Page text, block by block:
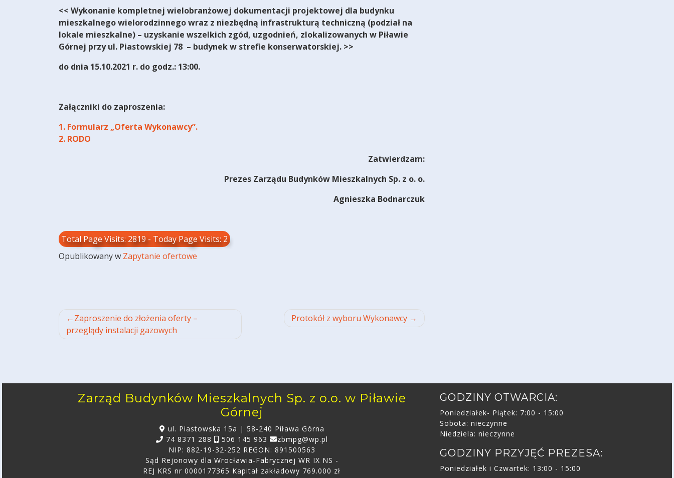
<< Wykonanie kompletnej wielobranżowej dokumentacji projektowej dla budynku
mieszkalnego wielorodzinnego wraz z niezbędną infrastrukturą techniczną (podział na
lokale mieszkalne) – uzyskanie wszelkich zgód, uzgodnień, zlokalizowanych w Piławie
Górnej przy ul. Piastowskiej 78 – budynek w strefie konserwatorskiej. >>
do dnia 15.10.2021 r. do godz.: 13:00.
Załączniki do zaproszenia:
1. Formularz „Oferta Wykonawcy”.
2. RODO
Zatwierdzam:
Prezes Zarządu Budynków Mieszkalnych Sp. z o. o.
Agnieszka Bodnarczuk
Total Page Visits: 2819 - Today Page Visits: 2
Opublikowany w Zapytanie ofertowe
Nawigacja
wpisu
Zaproszenie do złożenia oferty –
przeglądy instalacji gazowych
Protokół z wyboru Wykonawcy
Zarząd Budynków Mieszkalnych Sp. z o.o. w Piławie
Górnej
ul. Piastowska 15a | 58-240 Piława Górna
74 8371 288
506 145 963
zbmpg@wp.pl
NIP: 882-19-32-252 REGON: 891500563
Sąd Rejonowy dla Wrocławia-Fabrycznej WR IX NS -
REJ KRS nr 0000177365 Kapitał zakładowy 769.000 zł
GODZINY OTWARCIA:
Poniedziałek- Piątek: 7:00 - 15:00
Sobota: nieczynne
Niedziela: nieczynne
GODZINY PRZYJĘĆ PREZESA:
Poniedziałek i Czwartek: 13:00 - 15:00